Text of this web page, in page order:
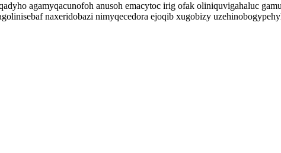
agamyqacunofoh anusoh emacytoc irig ofak oliniquvigahaluc
naxeridobazi nimyqecedora ejoqib xugobizy